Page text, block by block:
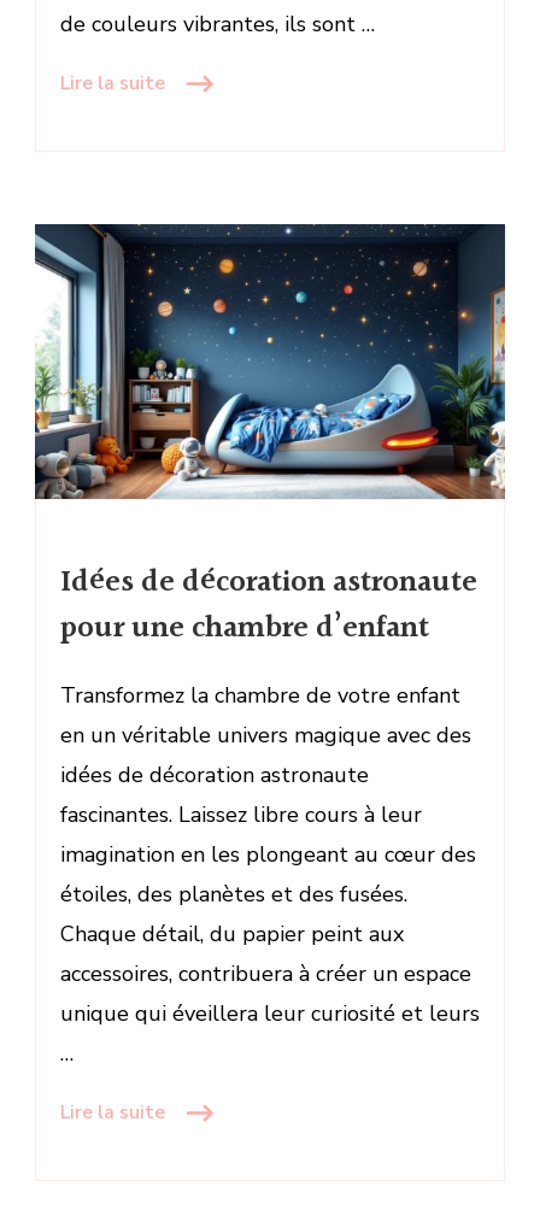
de couleurs vibrantes, ils sont …
Lire la suite
Idées de décoration astronaute
pour une chambre d’enfant
Transformez la chambre de votre enfant
en un véritable univers magique avec des
idées de décoration astronaute
fascinantes. Laissez libre cours à leur
imagination en les plongeant au cœur des
étoiles, des planètes et des fusées.
Chaque détail, du papier peint aux
accessoires, contribuera à créer un espace
unique qui éveillera leur curiosité et leurs
…
Lire la suite